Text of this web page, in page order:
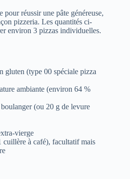
pour réussir une pâte généreuse,
pizzeria. Les quantités ci-
environ 3 pizzas individuelles.
gluten (type 00 spéciale pizza
ambiante (environ 64 %
(ou 20 g de levure
vierge
cuillère à café), facultatif mais